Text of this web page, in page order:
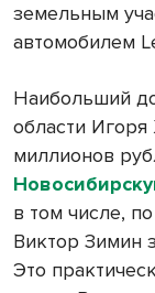
земельным
автомобилем
Наибольший
области
миллионов
в том числе,
Виктор Зимин
Это